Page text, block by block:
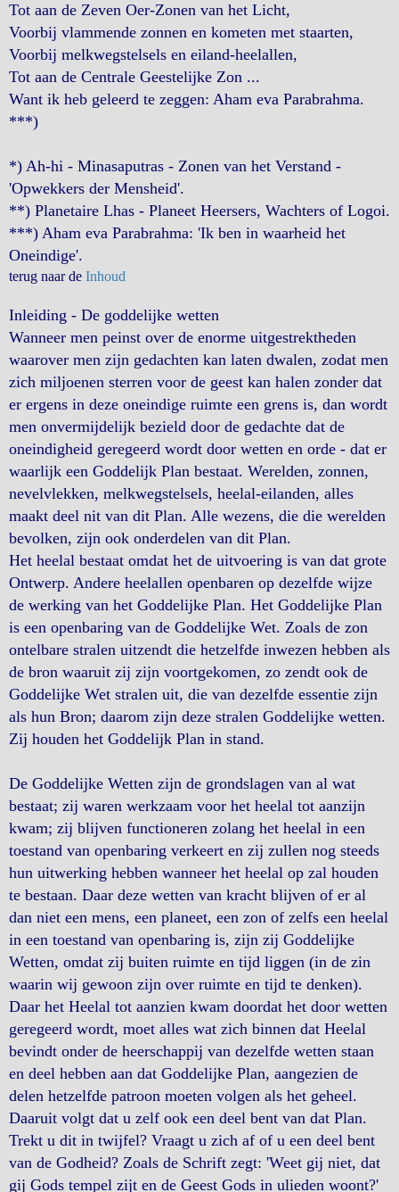
Tot aan de Zeven Oer-Zonen van het Licht,
Voorbij vlammende zonnen en kometen met staarten,
Voorbij melkwegstelsels en eiland-heelallen,
Tot aan de Centrale Geestelijke Zon ...
Want ik heb geleerd te zeggen: Aham eva Parabrahma.
***)
*) Ah-hi - Minasaputras - Zonen van het Verstand -
'Opwekkers der Mensheid'.
**) Planetaire Lhas - Planeet Heersers, Wachters of Logoi.
***) Aham eva Parabrahma: 'Ik ben in waarheid het
Oneindige'.
terug naar de Inhoud
Inleiding - De goddelijke wetten
Wanneer men peinst over de enorme uitgestrektheden
waarover men zijn gedachten kan laten dwalen, zodat men
zich miljoenen sterren voor de geest kan halen zonder dat
er ergens in deze oneindige ruimte een grens is, dan wordt
men onvermijdelijk bezield door de gedachte dat de
oneindigheid geregeerd wordt door wetten en orde - dat er
waarlijk een Goddelijk Plan bestaat. Werelden, zonnen,
nevelvlekken, melkwegstelsels, heelal-eilanden, alles
maakt deel nit van dit Plan. Alle wezens, die die werelden
bevolken, zijn ook onderdelen van dit Plan.
Het heelal bestaat omdat het de uitvoering is van dat grote
Ontwerp. Andere heelallen openbaren op dezelfde wijze
de werking van het Goddelijke Plan. Het Goddelijke Plan
is een openbaring van de Goddelijke Wet. Zoals de zon
ontelbare stralen uitzendt die hetzelfde inwezen hebben als
de bron waaruit zij zijn voortgekomen, zo zendt ook de
Goddelijke Wet stralen uit, die van dezelfde essentie zijn
als hun Bron; daarom zijn deze stralen Goddelijke wetten.
Zij houden het Goddelijk Plan in stand.
De Goddelijke Wetten zijn de grondslagen van al wat
bestaat; zij waren werkzaam voor het heelal tot aanzijn
kwam; zij blijven functioneren zolang het heelal in een
toestand van openbaring verkeert en zij zullen nog steeds
hun uitwerking hebben wanneer het heelal op zal houden
te bestaan. Daar deze wetten van kracht blijven of er al
dan niet een mens, een planeet, een zon of zelfs een heelal
in een toestand van openbaring is, zijn zij Goddelijke
Wetten, omdat zij buiten ruimte en tijd liggen (in de zin
waarin wij gewoon zijn over ruimte en tijd te denken).
Daar het Heelal tot aanzien kwam doordat het door wetten
geregeerd wordt, moet alles wat zich binnen dat Heelal
bevindt onder de heerschappij van dezelfde wetten staan
en deel hebben aan dat Goddelijke Plan, aangezien de
delen hetzelfde patroon moeten volgen als het geheel.
Daaruit volgt dat u zelf ook een deel bent van dat Plan.
Trekt u dit in twijfel? Vraagt u zich af of u een deel bent
van de Godheid? Zoals de Schrift zegt: 'Weet gij niet, dat
gij Gods tempel zijt en de Geest Gods in ulieden woont?'